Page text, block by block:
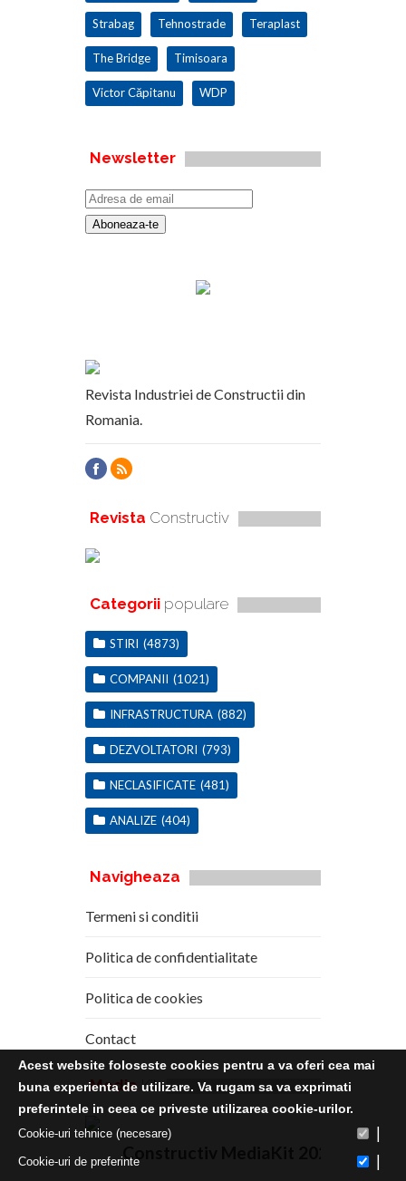
Strabag Tehnostrade Teraplast
The Bridge Timisoara
Victor Căpitanu WDP
Newsletter
Revista Industriei de Constructii din
Romania.
Revista Constructiv
Categorii populare
STIRI (4873)
COMPANII (1021)
INFRASTRUCTURA (882)
DEZVOLTATORI (793)
NECLASIFICATE (481)
ANALIZE (404)
Navigheaza
Termeni si conditii
Politica de confidentialitate
Politica de cookies
Contact
Media Kit
Constructiv MediaKit 2020
Acest website foloseste cookies pentru a va oferi cea mai
buna experienta de utilizare. Va rugam sa va exprimati
preferintele in ceea ce priveste utilizarea cookie-urilor.
Cookie-uri tehnice (necesare)
Cookie-uri de preferinte